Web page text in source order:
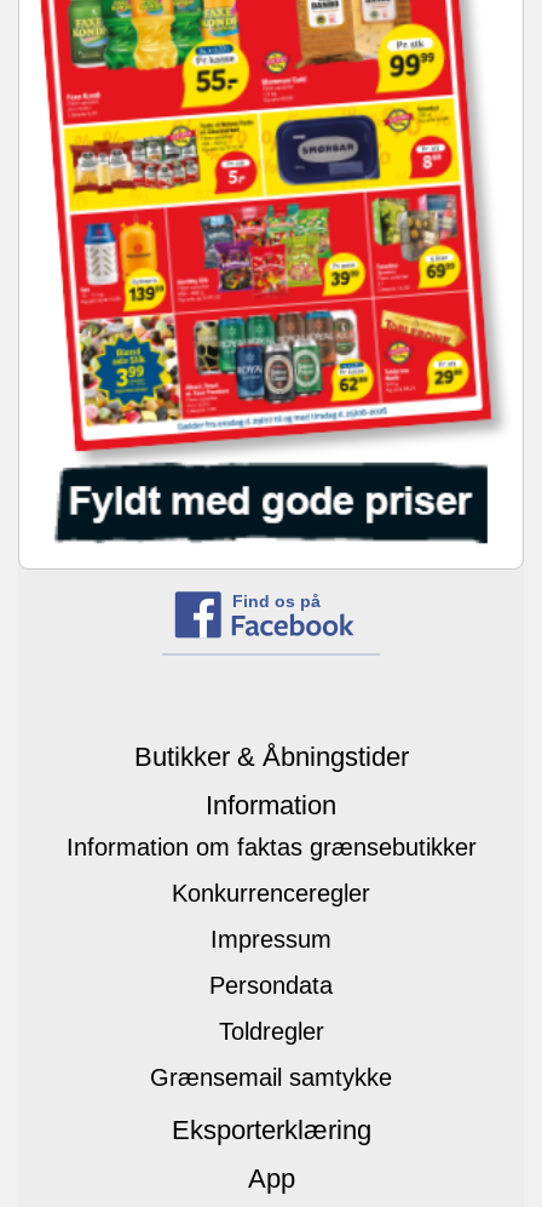
Find os på
Butikker & Åbningstider
Information
Information om faktas grænsebutikker
Konkurrenceregler
Impressum
Persondata
Toldregler
Grænsemail samtykke
Eksporterklæring
App